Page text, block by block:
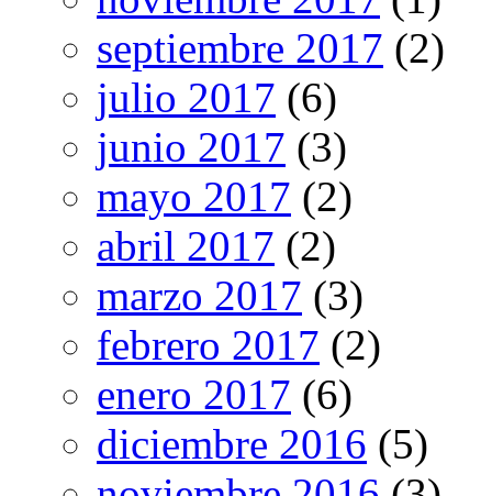
septiembre 2017 (2)
julio 2017 (6)
junio 2017 (3)
mayo 2017 (2)
abril 2017 (2)
marzo 2017 (3)
febrero 2017 (2)
enero 2017 (6)
diciembre 2016 (5)